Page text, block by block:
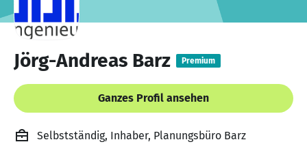
Jörg-Andreas Barz Premium
Ganzes Profil ansehen
Selbstständig, Inhaber, Planungsbüro Barz